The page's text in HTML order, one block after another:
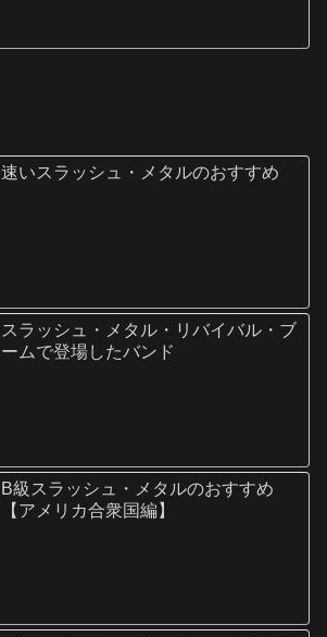
速いスラッシュ・メタルのおすすめ
スラッシュ・メタル・リバイバル・ブ
ームで登場したバンド
B級スラッシュ・メタルのおすすめ
【アメリカ合衆国編】